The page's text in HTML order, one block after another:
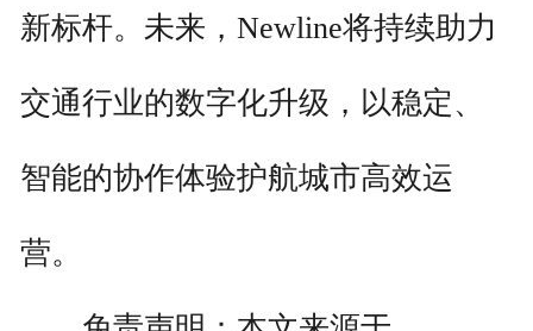
新标杆。未来，Newline将持续助力
交通行业的数字化升级，以稳定、
智能的协作体验护航城市高效运
营。